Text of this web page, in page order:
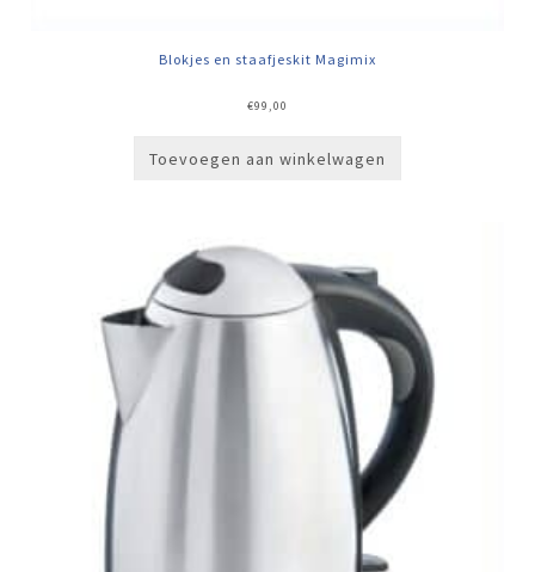
Blokjes en staafjeskit Magimix
€99,00
Toevoegen aan winkelwagen